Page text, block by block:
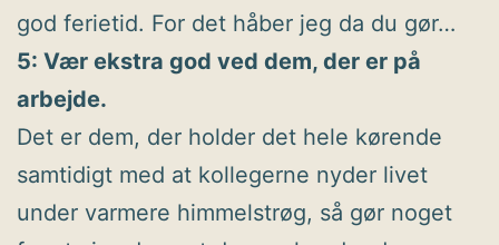
god ferietid. For det håber jeg da du gør…
5: Vær ekstra god ved dem, der er på
arbejde.
Det er dem, der holder det hele kørende
samtidigt med at kollegerne nyder livet
under varmere himmelstrøg, så gør noget